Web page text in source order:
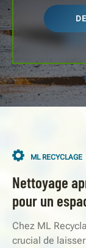
ML RECYCLAGE
Nettoyage
pour un
Chez ML
crucial de